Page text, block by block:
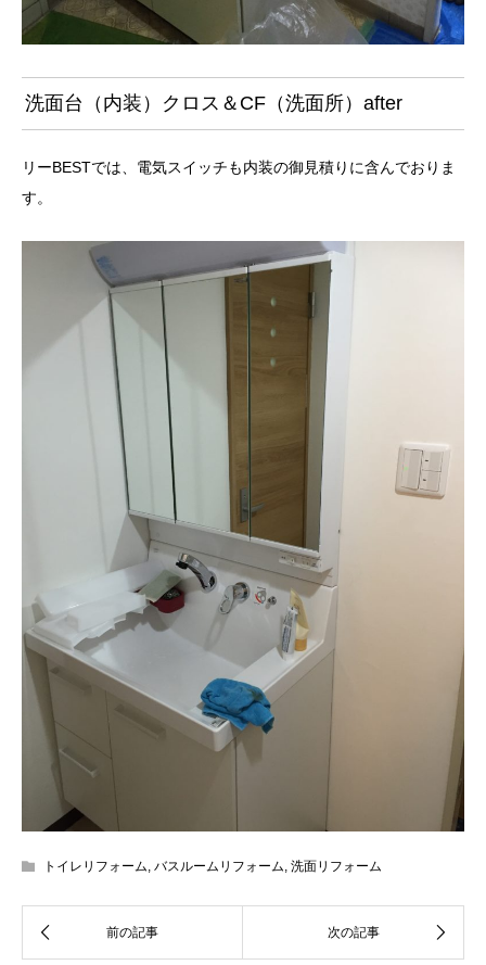
洗面台（内装）クロス＆CF（洗面所）after
リーBESTでは、電気スイッチも内装の御見積りに含んでおりま
す。
トイレリフォーム, バスルームリフォーム, 洗面リフォーム